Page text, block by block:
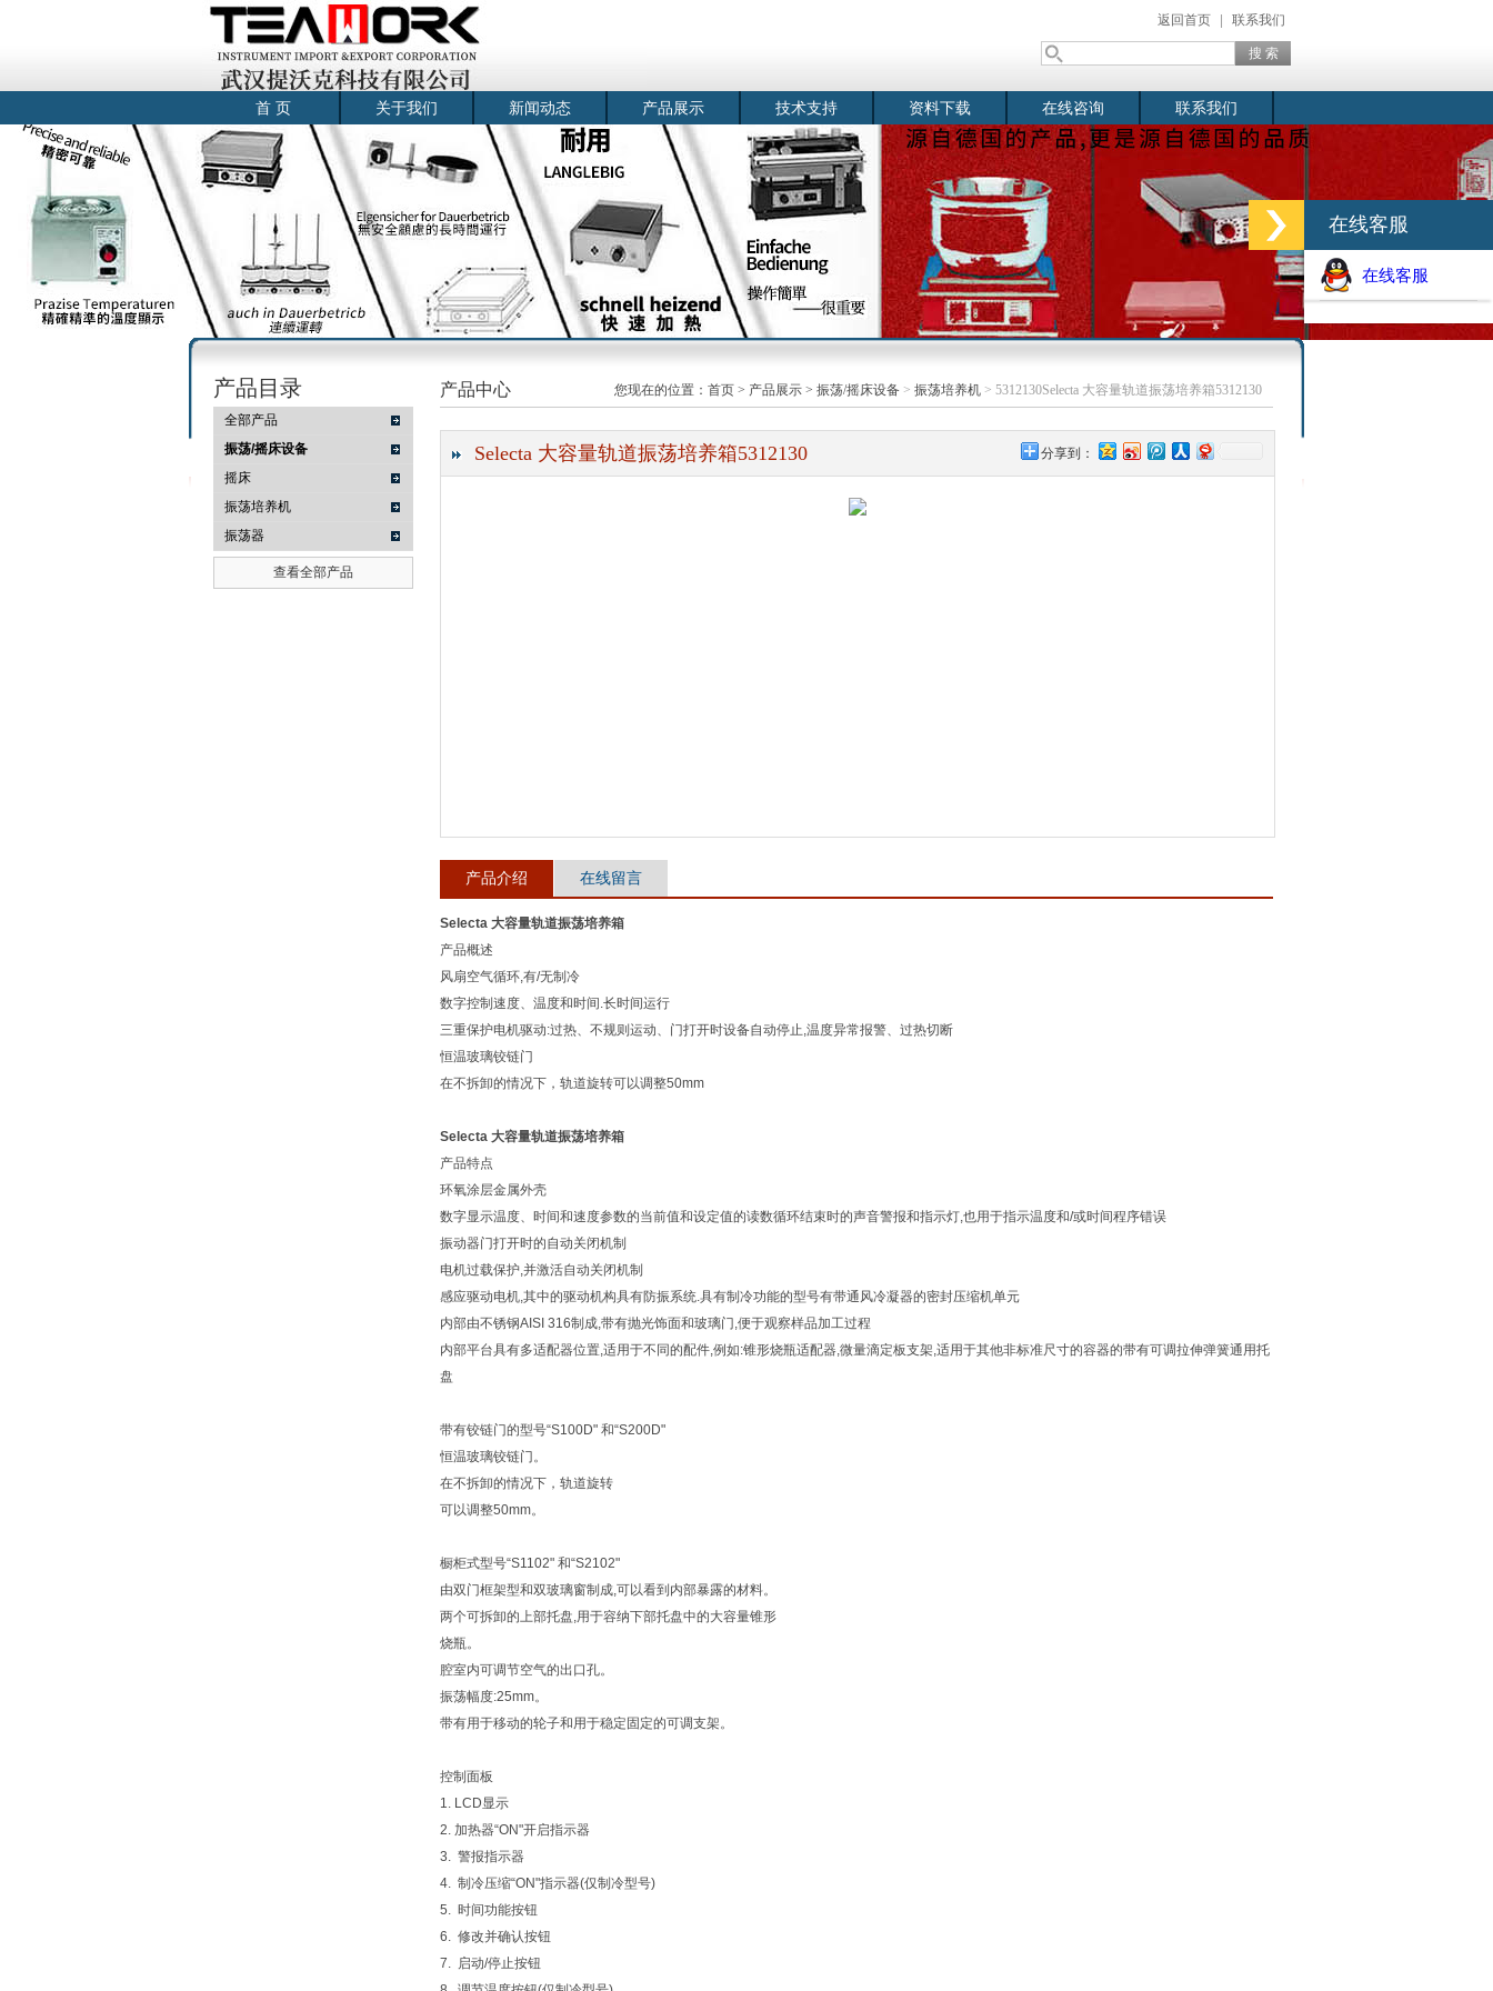
武汉提沃克科技有限公司
返回首页 联系我们
首 页 关于我们 新闻动态 产品展示 技术支持 资料下载 在线咨询 联系我们
产品目录
全部产品
振荡/摇床设备
摇床
振荡培养机
振荡器
查看全部产品
产品中心 您现在的位置： 首页 > 产品展示 > 振荡/摇床设备 > 振荡培养机 > 5312130Selecta 大容量轨道振荡培养箱5312130
Selecta 大容量轨道振荡培养箱5312130 分享到：
产品介绍 在线留言
Selecta 大容量轨道振荡培养箱
产品概述
风扇空气循环,有/无制冷
数字控制速度、温度和时间.长时间运行
三重保护电机驱动:过热、不规则运动、门打开时设备自动停止,温度异常报警、过热切断
恒温玻璃铰链门
在不拆卸的情况下，轨道旋转可以调整50mm
Selecta 大容量轨道振荡培养箱
产品特点
环氧涂层金属外壳
数字显示温度、时间和速度参数的当前值和设定值的读数循环结束时的声音警报和指示灯,也用于指示温度和/或时间程序错误
振动器门打开时的自动关闭机制
电机过载保护,并激活自动关闭机制
感应驱动电机,其中的驱动机构具有防振系统.具有制冷功能的型号有带通风冷凝器的密封压缩机单元
内部由不锈钢AISI 316制成,带有抛光饰面和玻璃门,便于观察样品加工过程
内部平台具有多适配器位置,适用于不同的配件,例如:锥形烧瓶适配器,微量滴定板支架,适用于其他非标准尺寸的容器的带有可调拉伸弹簧通用托
盘
带有铰链门的型号“S100D" 和“S200D"
恒温玻璃铰链门。
在不拆卸的情况下，轨道旋转
可以调整50mm。
橱柜式型号“S1102" 和“S2102"
由双门框架型和双玻璃窗制成,可以看到内部暴露的材料。
两个可拆卸的上部托盘,用于容纳下部托盘中的大容量锥形
烧瓶。
腔室内可调节空气的出口孔。
振荡幅度:25mm。
带有用于移动的轮子和用于稳定固定的可调支架。
控制面板
1. LCD显示
2. 加热器“ON"开启指示器
3. 警报指示器
4. 制冷压缩“ON"指示器(仅制冷型号)
5. 时间功能按钮
6. 修改并确认按钮
7. 启动/停止按钮
在线客服
在线客服